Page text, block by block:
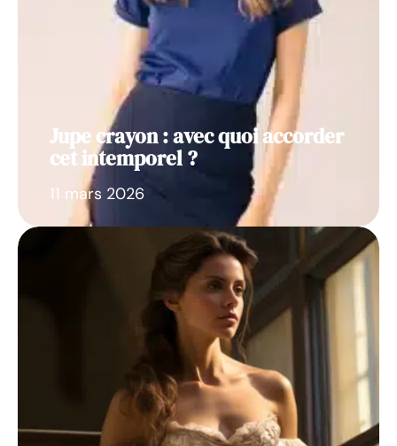
Jupe crayon : avec quoi accorder
cet intemporel ?
11 mars 2026